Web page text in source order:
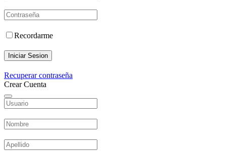
Recordarme
Iniciar Sesion
Recuperar contraseña
Crear Cuenta